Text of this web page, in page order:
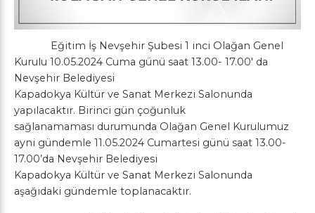
Eğitim İş Nevşehir Şubesi 1 inci Olağan Genel
Kurulu 10.05.2024 Cuma günü saat 13.00- 17.00′ da
Nevşehir Belediyesi
Kapadokya Kültür ve Sanat Merkezi Salonunda
yapılacaktır. Birinci gün çoğunluk
sağlanamaması durumunda Olağan Genel Kurulumuz
ayni gündemle 11.05.2024 Cumartesi günü saat 13.00-
17.00’da Nevşehir Belediyesi
Kapadokya Kültür ve Sanat Merkezi Salonunda
aşağıdaki gündemle toplanacaktır.